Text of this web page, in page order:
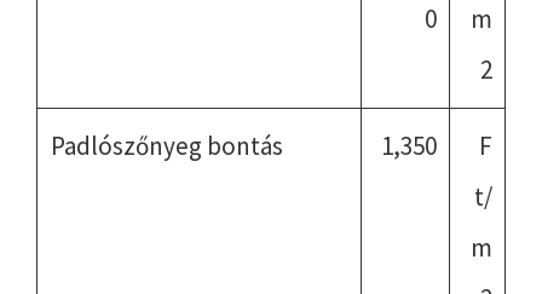
0
m
2
Padlószőnyeg bontás 1,350
F
t/
m